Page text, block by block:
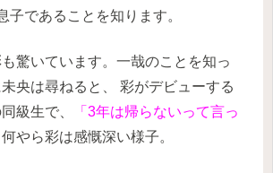
子であることを知ります。
驚いています。一哉のことを知っ
央は尋ねると、
彩がデビューする
級生で、
「3年は帰らないって言っ
何やら彩は感慨深い様子。